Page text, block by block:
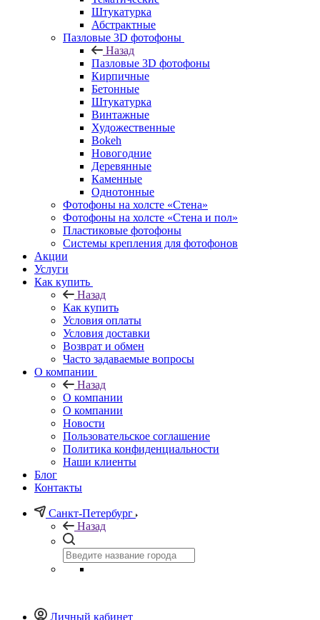
Штукатурка
Абстрактные
Пазловые 3D фотофоны
Назад
Пазловые 3D фотофоны
Кирпичные
Бетонные
Штукатурка
Винтажные
Художественные
Bokeh
Новогодние
Деревянные
Каменные
Однотонные
Фотофоны на холсте «Стена»
Фотофоны на холсте «Стена и пол»
Пластиковые фотофоны
Системы крепления для фотофонов
Акции
Услуги
Как купить
Назад
Как купить
Условия оплаты
Условия доставки
Возврат и обмен
Часто задаваемые вопросы
О компании
Назад
О компании
О компании
Новости
Пользовательское соглашение
Политика конфиденциальности
Наши клиенты
Блог
Контакты
Санкт-Петербург
Назад
Личный кабинет